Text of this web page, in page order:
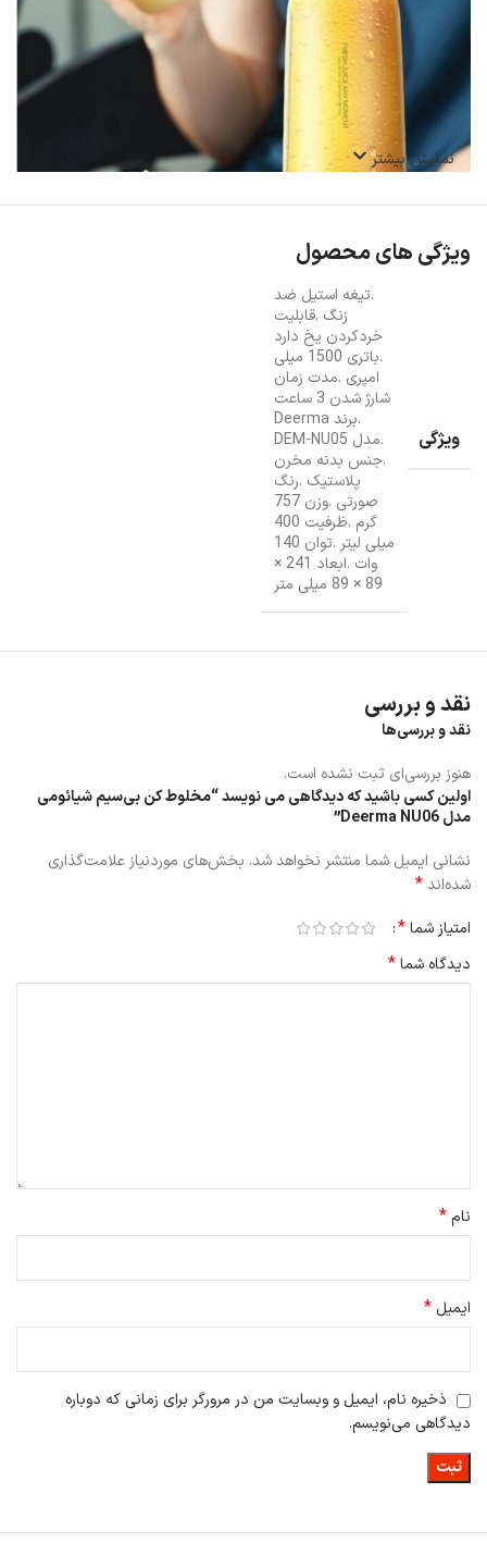
نمایش بیشتر
ویژگی های محصول
ویژگی
.تیغه استیل ضد
زنگ .قابلیت
خردکردن یخ دارد
.باتری 1500 میلی
امپری .مدت زمان
شارژ شدن 3 ساعت
.برند Deerma
.مدل DEM-NU05
.جنس بدنه مخرن
پلاستیک .رنگ
صورتی .وزن 757
گرم .ظرفیت 400
میلی لیتر .توان 140
وات .ابعاد 241 ×
89 × 89 میلی متر
نقد و بررسی
نقد و بررسی‌ها
هنوز بررسی‌ای ثبت نشده است.
اولین کسی باشید که دیدگاهی می نویسد “مخلوط‌ کن بی‌سیم شیائومی
مدل Deerma NU06”
نشانی ایمیل شما منتشر نخواهد شد. بخش‌های موردنیاز علامت‌گذاری
شده‌اند*
امتیاز شما*
دیدگاه شما*
نام*
ایمیل *
ذخیره نام، ایمیل و وبسایت من در مرورگر برای زمانی که دوباره
دیدگاهی می‌نویسم.